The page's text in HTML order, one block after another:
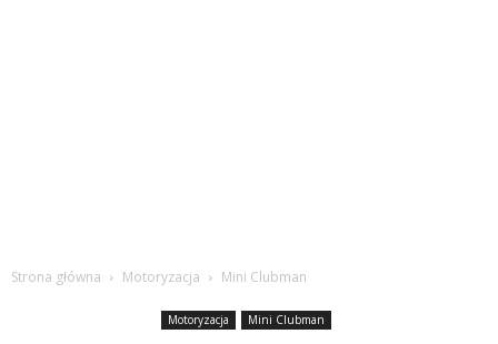
Strona główna Motoryzacja Mini Clubman
Motoryzacja Mini Clubman